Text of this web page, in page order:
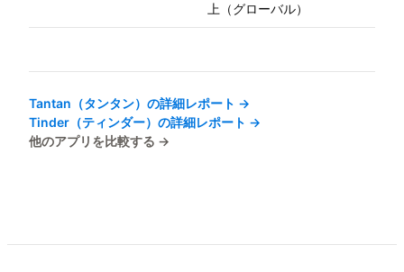
上（グローバル）
Tantan（タンタン） の詳細レポート →
Tinder（ティンダー） の詳細レポート →
他のアプリを比較する →